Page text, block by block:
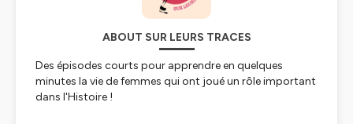
ABOUT SUR LEURS TRACES
Des épisodes courts pour apprendre en quelques
minutes la vie de femmes qui ont joué un rôle important
dans l'Histoire !